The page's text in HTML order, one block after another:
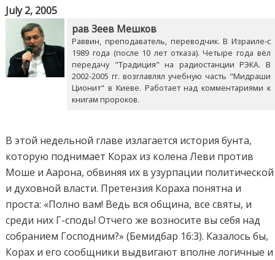
July 2, 2005
рав Зеев Мешков
Раввин, преподаватель, переводчик. В Израиле-с
1989 года (после 10 лет отказа). Четыре года вёл
передачу "Традиция" на радиостанции РЭКА. В
2002-2005 гг. возглавлял учебную часть "Мидраши
Ционит" в Киеве. Работает над комментариями к
книгам пророков.
В этой недельной главе излагается история бунта,
которую поднимает Корах из колена Леви против
Моше и Аарона, обвиняя их в узурпации политической
и духовной власти. Претензия Кораха понятна и
проста: «Полно вам! Ведь вся община, все святы, и
среди них Г-сподь! Отчего же возносите вы себя над
собранием Господним?» (Бемидбар 16:3). Казалось бы,
Корах и его сообщники выдвигают вполне логичные и